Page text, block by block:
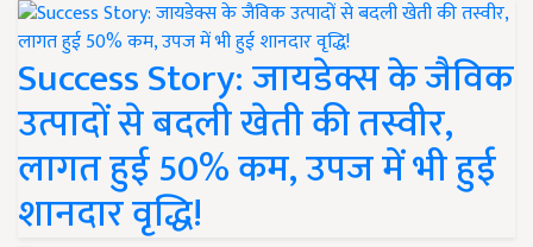
Success Story: जायडेक्स के जैविक
उत्पादों से बदली खेती की तस्वीर,
लागत हुई 50% कम, उपज में भी हुई
शानदार वृद्धि!